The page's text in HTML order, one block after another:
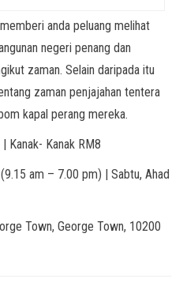
anda peluang melihat
negeri penang dan
zaman. Selain daripada itu
zaman penjajahan tentera
kapal perang mereka.
Kanak- Kanak RM8
am – 7.00 pm) | Sabtu, Ahad
Town, George Town, 10200